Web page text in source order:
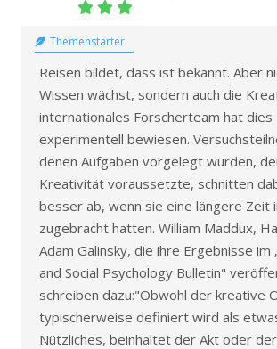
Themenstarter
Reisen bildet, dass ist bekannt. Aber
Wissen wächst, sondern auch die
internationales Forscherteam hat dies
experimentell bewiesen.
denen Aufgaben vorgelegt wurden,
Kreativität voraussetzte, schnitten
besser ab, wenn sie eine längere Zeit
zugebracht hatten. William Maddux,
Adam Galinsky, die ihre Ergebnisse im
and Social Psychology Bulletin"
schreiben dazu:"Obwohl der kreative
typischerweise definiert wird als
Nützliches, beinhaltet der Akt oder